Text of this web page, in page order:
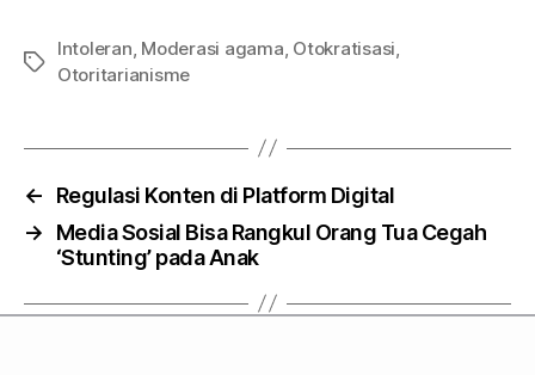
Intoleran, Moderasi agama, Otokratisasi,
Otoritarianisme
←
Regulasi Konten di Platform Digital
→
Media Sosial Bisa Rangkul Orang Tua Cegah
‘Stunting’ pada Anak